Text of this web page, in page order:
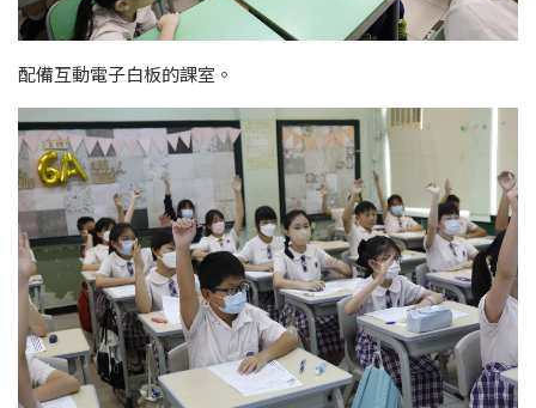
配備互動電子白板的課室。